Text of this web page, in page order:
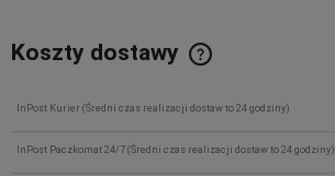
Koszty dostawy
InPost Kurier (Średni czas realizacji dostaw to 24 godziny)
InPost Paczkomat 24/7(Średni czas realizacji dostaw to 24 godziny)